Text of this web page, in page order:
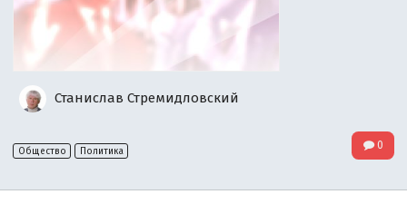
Станислав Стремидловский
Общество Политика 0